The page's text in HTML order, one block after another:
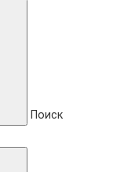
Поиск